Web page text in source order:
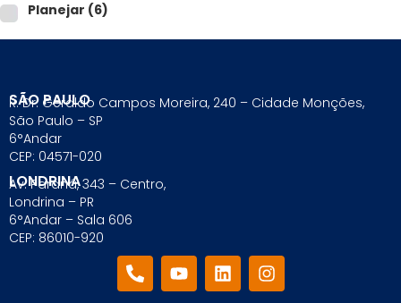
Planejar (6)
SÃO PAULO
R. Dr. Geraldo Campos Moreira, 240 – Cidade Monções,
São Paulo – SP
6°Andar
CEP: 04571-020
LONDRINA
Av. Paraná, 343 – Centro,
Londrina – PR
6°Andar – Sala 606
CEP: 86010-920